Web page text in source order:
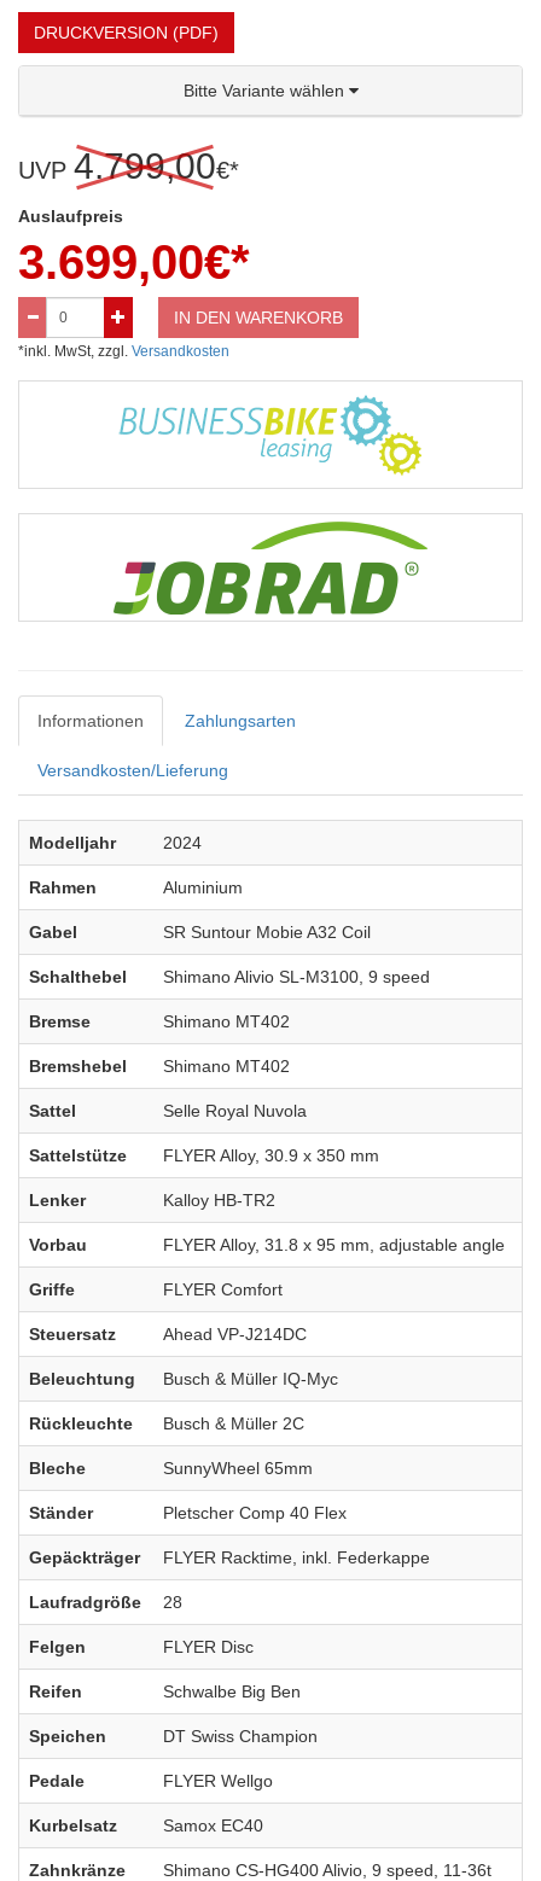
DRUCKVERSION (PDF)
Bitte Variante wählen
UVP 4.799,00€*
Auslaufpreis
3.699,00€*
IN DEN WARENKORB
*inkl. MwSt, zzgl. Versandkosten
Informationen Zahlungsarten
Versandkosten/Lieferung
Modelljahr 2024
Rahmen Aluminium
Gabel SR Suntour Mobie A32 Coil
Schalthebel Shimano Alivio SL-M3100, 9 speed
Bremse Shimano MT402
Bremshebel Shimano MT402
Sattel Selle Royal Nuvola
Sattelstütze FLYER Alloy, 30.9 x 350 mm
Lenker Kalloy HB-TR2
Vorbau FLYER Alloy, 31.8 x 95 mm, adjustable angle
Griffe FLYER Comfort
Steuersatz Ahead VP-J214DC
Beleuchtung Busch & Müller IQ-Myc
Rückleuchte Busch & Müller 2C
Bleche SunnyWheel 65mm
Ständer Pletscher Comp 40 Flex
Gepäckträger FLYER Racktime, inkl. Federkappe
Laufradgröße 28
Felgen FLYER Disc
Reifen Schwalbe Big Ben
Speichen DT Swiss Champion
Pedale FLYER Wellgo
Kurbelsatz Samox EC40
Zahnkränze Shimano CS-HG400 Alivio, 9 speed, 11-36t